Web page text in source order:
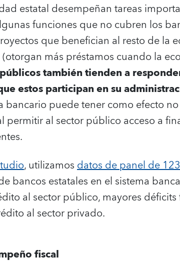
estatal desempeñan tareas
funciones que no cubren los
que benefician al resto de la
más préstamos cuando la
también tienden a
estos participan en su
bancario puede tener como efecto
permitir al sector público acceso a
, utilizamosdatos de panel de
bancos estatales en el sistema
al sector público, mayores
al sector privado.
fiscal